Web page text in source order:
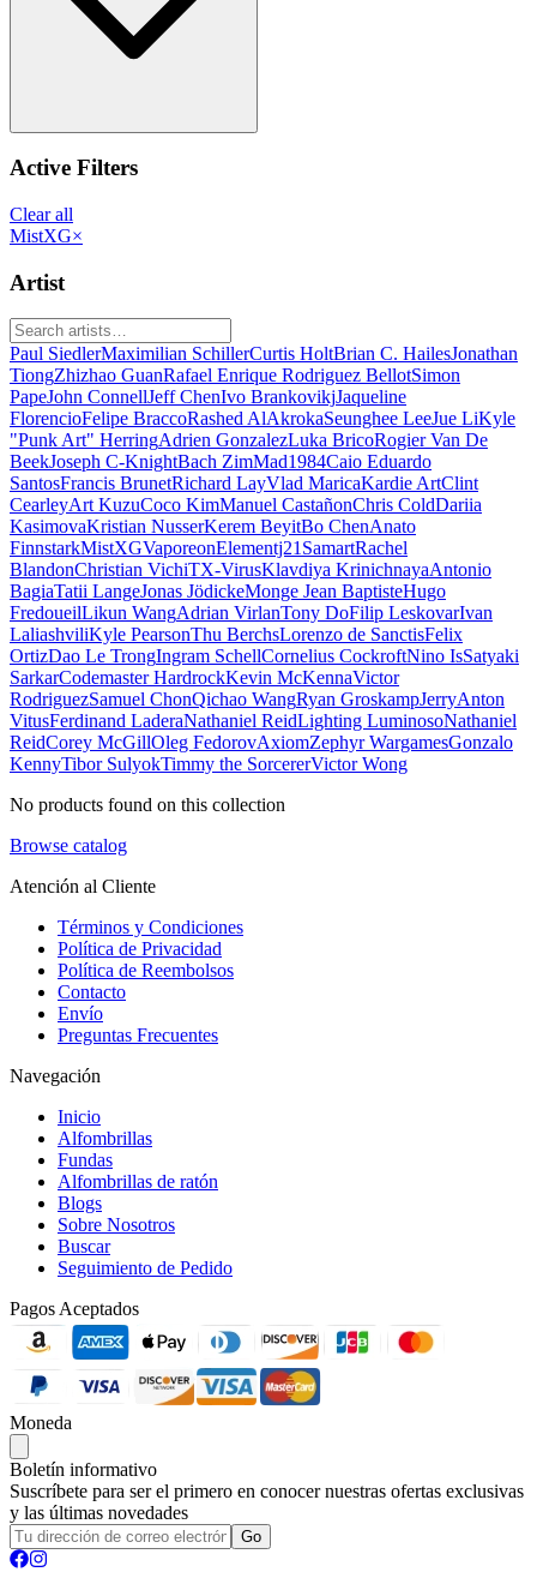
Active Filters
Clear all
MistXG×
Artist
Paul SiedlerMaximilian SchillerCurtis HoltBrian C. HailesJonathan
TiongZhizhao GuanRafael Enrique Rodriguez BellotSimon
PapeJohn ConnellJeff ChenIvo BrankovikjJaqueline
FlorencioFelipe BraccoRashed AlAkrokaSeunghee LeeJue LiKyle
"Punk Art" HerringAdrien GonzalezLuka BricoRogier Van De
BeekJoseph C-KnightBach ZimMad1984Caio Eduardo
SantosFrancis BrunetRichard LayVlad MaricaKardie ArtClint
CearleyArt KuzuCoco KimManuel CastañonChris ColdDariia
KasimovaKristian NusserKerem BeyitBo ChenAnato
FinnstarkMistXGVaporeonElementj21SamartRachel
BlandonChristian VichiTX-VirusKlavdiya KrinichnayaAntonio
BagiaTatii LangeJonas JödickeMonge Jean BaptisteHugo
FredoueilLikun WangAdrian VirlanTony DoFilip LeskovarIvan
LaliashviliKyle PearsonThu BerchsLorenzo de SanctisFelix
OrtizDao Le TrongIngram SchellCornelius CockroftNino IsSatyaki
SarkarCodemaster HardrockKevin McKennaVictor
RodriguezSamuel ChonQichao WangRyan GroskampJerryAnton
VitusFerdinand LaderaNathaniel ReidLighting LuminosoNathaniel
ReidCorey McGillOleg FedorovAxiomZephyr WargamesGonzalo
KennyTibor SulyokTimmy the SorcererVictor Wong
No products found on this collection
Browse catalog
Atención al Cliente
Términos y Condiciones
Política de Privacidad
Política de Reembolsos
Contacto
Envío
Preguntas Frecuentes
Navegación
Inicio
Alfombrillas
Fundas
Alfombrillas de ratón
Blogs
Sobre Nosotros
Buscar
Seguimiento de Pedido
Pagos Aceptados
Moneda
Boletín informativo
Suscríbete para ser el primero en conocer nuestras ofertas exclusivas
y las últimas novedades
Go